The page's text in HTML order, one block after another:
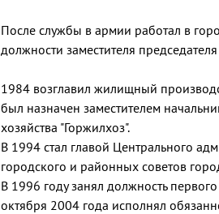
После службы в армии работал в
должности заместителя
1984 возглавил жилищный
был назначен заместителем
хозяйства "Горжилхоз".
В 1994 стал главой Центрального
городского и районных советов
В 1996 году занял должность
октября 2004 года исполнял